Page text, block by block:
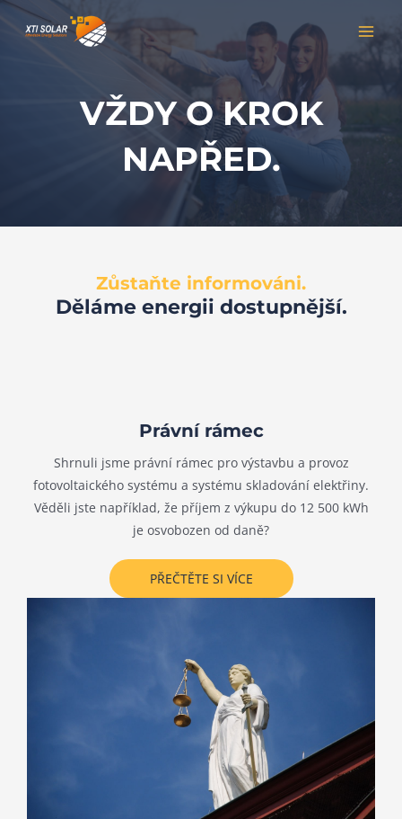
Přeskočit
VŽDY O KROK
NAPŘED.
Zůstaňte informováni.
Děláme energii dostupnější.
Právní rámec
Shrnuli jsme právní rámec pro výstavbu a provoz
fotovoltaického systému a systému skladování elektřiny.
Věděli jste například, že příjem z výkupu do 12 500 kWh
je osvobozen od daně?
PŘEČTĚTE SI VÍCE